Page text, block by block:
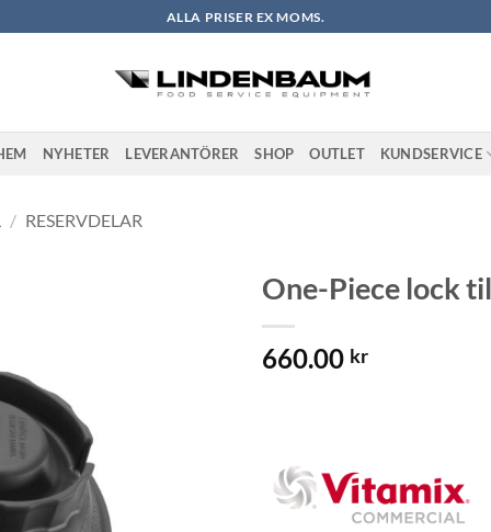
ALLA PRISER EX MOMS.
NYHETER LEVERANTÖRER SHOP OUTLET KUNDSERVICE
/ RESERVDELAR
One-Piece lock
660.00 kr